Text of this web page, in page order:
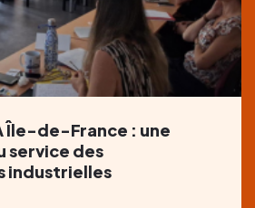
Île-de-France : une
service des
industrielles